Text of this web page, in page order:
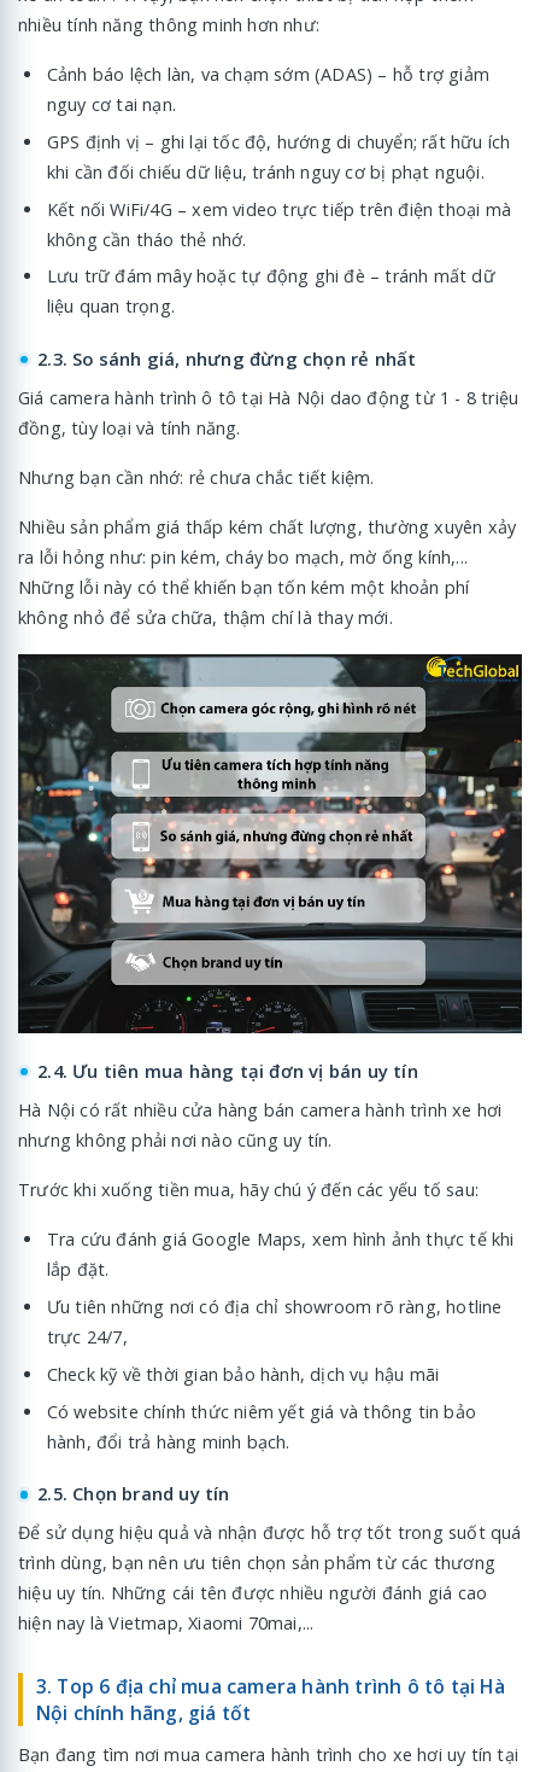
nhiều tính năng thông minh hơn như:
Cảnh báo lệch làn, va chạm sớm (ADAS) – hỗ trợ giảm
nguy cơ tai nạn.
GPS định vị – ghi lại tốc độ, hướng di chuyển; rất hữu ích
khi cần đối chiếu dữ liệu, tránh nguy cơ bị phạt nguội.
Kết nối WiFi/4G – xem video trực tiếp trên điện thoại mà
không cần tháo thẻ nhớ.
Lưu trữ đám mây hoặc tự động ghi đè – tránh mất dữ
liệu quan trọng.
2.3. So sánh giá, nhưng đừng chọn rẻ nhất
Giá camera hành trình ô tô tại Hà Nội dao động từ 1 - 8 triệu
đồng, tùy loại và tính năng.
Nhưng bạn cần nhớ: rẻ chưa chắc tiết kiệm.
Nhiều sản phẩm giá thấp kém chất lượng, thường xuyên xảy
ra lỗi hỏng như: pin kém, cháy bo mạch, mờ ống kính,...
Những lỗi này có thể khiến bạn tốn kém một khoản phí
không nhỏ để sửa chữa, thậm chí là thay mới.
2.4. Ưu tiên mua hàng tại đơn vị bán uy tín
Hà Nội có rất nhiều cửa hàng bán camera hành trình xe hơi
nhưng không phải nơi nào cũng uy tín.
Trước khi xuống tiền mua, hãy chú ý đến các yếu tố sau:
Tra cứu đánh giá Google Maps, xem hình ảnh thực tế khi
lắp đặt.
Ưu tiên những nơi có địa chỉ showroom rõ ràng, hotline
trực 24/7,
Check kỹ về thời gian bảo hành, dịch vụ hậu mãi
Có website chính thức niêm yết giá và thông tin bảo
hành, đổi trả hàng minh bạch.
2.5. Chọn brand uy tín
Để sử dụng hiệu quả và nhận được hỗ trợ tốt trong suốt quá
trình dùng, bạn nên ưu tiên chọn sản phẩm từ các thương
hiệu uy tín. Những cái tên được nhiều người đánh giá cao
hiện nay là Vietmap, Xiaomi 70mai,...
3. Top 6 địa chỉ mua camera hành trình ô tô tại Hà
Nội chính hãng, giá tốt
Bạn đang tìm nơi mua camera hành trình cho xe hơi uy tín tại